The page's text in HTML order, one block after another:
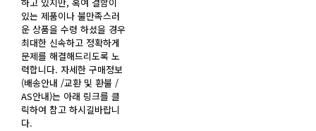
있는 제품이나 불만족스러
운 상품을 수령 하셨을 경우
최대한 신속하고 정확하게
문제를 해결해드리도록 노
력합니다. 자세한 구매정보
(배송안내 /교환 및 환불 /
AS안내)는 아래 링크를 클
릭하여 참고 하시길바랍니
다.